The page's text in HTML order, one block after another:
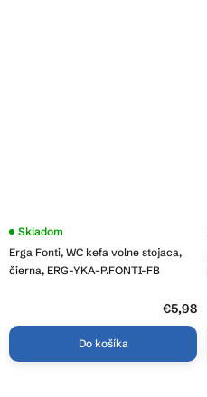
Erga Fonti, WC kefa voľne stojaca,
čierna, ERG-YKA-P.FONTI-FB
Skladom
€5,98
Do košíka